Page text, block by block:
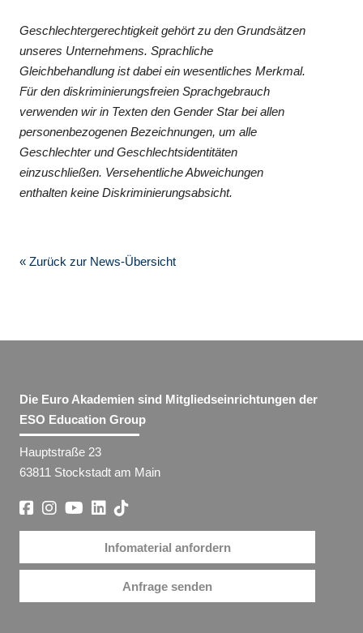
Geschlechtergerechtigkeit gehört zu den Grundsätzen
unseres Unternehmens. Sprachliche
Gleichbehandlung ist dabei ein wesentliches Merkmal.
Für den diskriminierungsfreien Sprachgebrauch
verwenden wir in Texten den Gender Star bei allen
personenbezogenen Bezeichnungen, um alle
Geschlechter und Geschlechtsidentitäten
einzuschließen. Versehentliche Abweichungen
enthalten keine Diskriminierungsabsicht.
« Zurück zur News-Übersicht
Die Euro Akademien sind Mitgliedseinrichtungen der
ESO Education Group
Hauptstraße 23
63811 Stockstadt am Main
Infomaterial anfordern
Anfrage senden